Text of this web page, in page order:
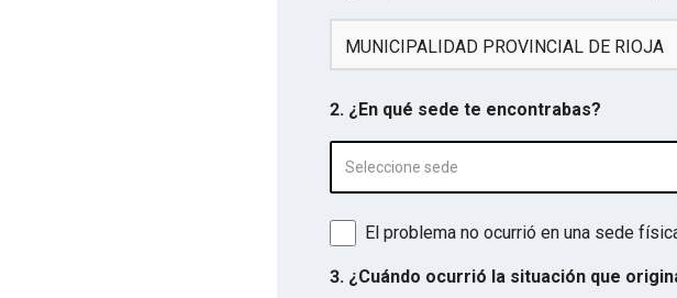
MUNICIPALIDAD PROVINCIAL DE RIOJA
2. ¿En qué sede te encontrabas?
Seleccione sede
El problema no ocurrió en una sede
3. ¿Cuándo ocurrió la situación que